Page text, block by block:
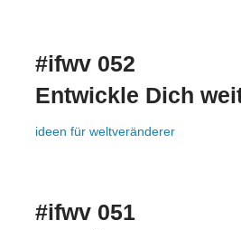
#ifwv 052
Entwickle Dich
ideen für weltveränderer
#ifwv 051